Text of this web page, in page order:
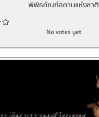
พิพิธภัณฑ์สถานแห่งชาติ
No votes yet